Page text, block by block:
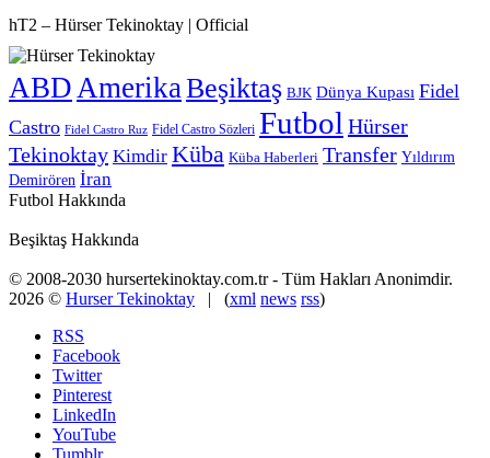
hT2 – Hürser Tekinoktay | Official
ABD Amerika Beşiktaş BJK Dünya Kupası Fidel
Castro Fidel Castro Ruz Fidel Castro Sözleri Futbol Hürser
Tekinoktay Kimdir Küba Küba Haberleri Transfer Yıldırım
Demirören İran
Futbol Hakkında
Beşiktaş Hakkında
© 2008-2030 hursertekinoktay.com.tr - Tüm Hakları Anonimdir.
2026 © Hurser Tekinoktay | (xml news rss)
RSS
Facebook
Twitter
Pinterest
LinkedIn
YouTube
Tumblr